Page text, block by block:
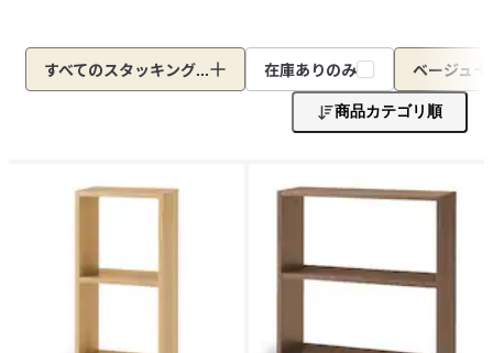
すべてのスタッキング... 在庫ありのみ ベージュ
商品カテゴリ順